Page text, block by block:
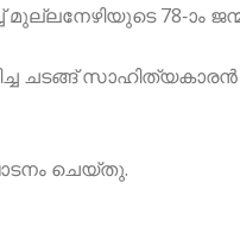
78-ാം
ചടങ്ങ്
ചെയ്തു.